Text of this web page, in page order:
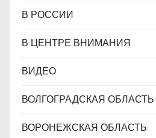
В РОССИИ
В ЦЕНТРЕ ВНИМАНИЯ
ВИДЕО
ВОЛГОГРАДСКАЯ ОБЛАСТЬ
ВОРОНЕЖСКАЯ ОБЛАСТЬ